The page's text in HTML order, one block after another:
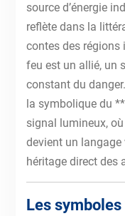
source d’énergie
reflète dans la
contes des régions
feu est un allié, un
constant du
la symbolique du
signal lumineux,
devient un langage
héritage direct des
Les